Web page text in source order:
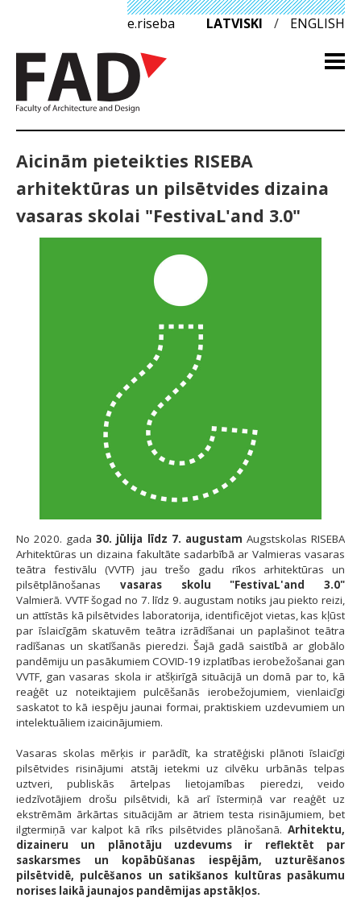
e.riseba LATVISKI / ENGLISH
Aicinām pieteikties RISEBA
arhitektūras un pilsētvides dizaina
vasaras skolai "FestivaL'and 3.0"
No 2020. gada30. jūlija līdz 7. augustam Augstskolas RISEBA
Arhitektūras un dizaina fakultāte sadarbībā ar Valmieras vasaras
teātra festivālu (VVTF) jau trešo gadu rīkos arhitektūras un
pilsētplānošanas vasaras skolu "FestivaL'and 3.0"
Valmierā. VVTF šogad no 7. līdz 9. augustam notiks jau piekto reizi,
un attīstās kā pilsētvides laboratorija, identificējot vietas, kas kļūst
par īslaicīgām skatuvēm teātra izrādīšanai un paplašinot teātra
radīšanas un skatīšanās pieredzi. Šajā gadā saistībā ar globālo
pandēmiju un pasākumiem COVID-19 izplatības ierobežošanai gan
VVTF, gan vasaras skola ir atšķirīgā situācijā un domā par to, kā
reaģēt uz noteiktajiem pulcēšanās ierobežojumiem, vienlaicīgi
saskatot to kā iespēju jaunai formai, praktiskiem uzdevumiem un
intelektuāliem izaicinājumiem.
Vasaras skolas mērķis ir parādīt, ka stratēģiski plānoti īslaicīgi
pilsētvides risinājumi atstāj ietekmi uz cilvēku urbānās telpas
uztveri, publiskās ārtelpas lietojamības pieredzi, veido
iedzīvotājiem drošu pilsētvidi, kā arī īstermiņā var reaģēt uz
ekstrēmām ārkārtas situācijām ar ātriem testa risinājumiem, bet
ilgtermiņā var kalpot kā rīks pilsētvides plānošanā. Arhitektu,
dizaineru un plānotāju uzdevums ir reflektēt par
saskarsmes un kopābūšanas iespējām, uzturēšanos
pilsētvidē, pulcēšanos un satikšanos kultūras pasākumu
norises laikā jaunajos pandēmijas apstākļos.